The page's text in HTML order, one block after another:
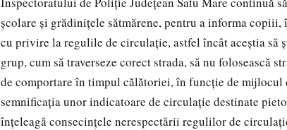
școlare și grădinițele sătmărene, pentru a informa
cu privire la regulile de circulație, astfel încât aceștia să
grup, cum să traverseze corect strada, să nu folosească
de comportare în timpul călătoriei, în funcție de mijlocul
semnificația unor indicatoare de circulație destinate
înțeleagă consecințele nerespectării regulilor de